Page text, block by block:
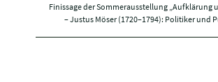
Finissage der Sommerausstellung „Aufklärung
– Justus Möser (1720–1794): Politiker und